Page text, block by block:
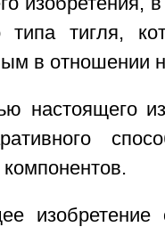
типа тигля,
в отношении
настоящего
компонентов.
изобретение